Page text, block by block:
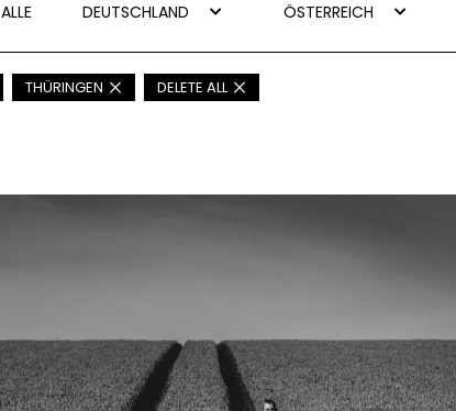
ALLE DEUTSCHLAND ÖSTERREICH
THÜRINGEN DELETE ALL